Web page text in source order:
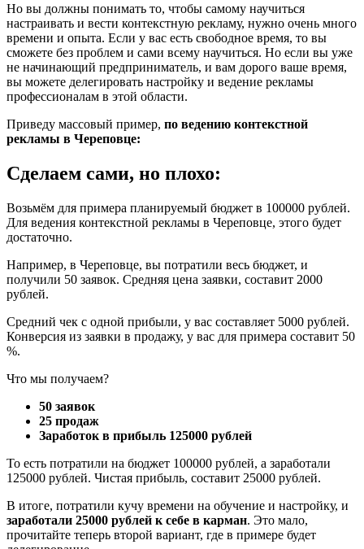
Но вы должны понимать то, чтобы самому научиться
настраивать и вести контекстную рекламу, нужно очень много
времени и опыта. Если у вас есть свободное время, то вы
сможете без проблем и сами всему научиться. Но если вы уже
не начинающий предприниматель, и вам дорого ваше время,
вы можете делегировать настройку и ведение рекламы
профессионалам в этой области.
Приведу массовый пример, по ведению контекстной
рекламы в Череповце:
Сделаем сами, но плохо:
Возьмём для примера планируемый бюджет в 100000 рублей.
Для ведения контекстной рекламы в Череповце, этого будет
достаточно.
Например, в Череповце, вы потратили весь бюджет, и
получили 50 заявок. Средняя цена заявки, составит 2000
рублей.
Средний чек с одной прибыли, у вас составляет 5000 рублей.
Конверсия из заявки в продажу, у вас для примера составит 50
%.
Что мы получаем?
50 заявок
25 продаж
Заработок в прибыль 125000 рублей
То есть потратили на бюджет 100000 рублей, а заработали
125000 рублей. Чистая прибыль, составит 25000 рублей.
В итоге, потратили кучу времени на обучение и настройку, и
заработали 25000 рублей к себе в карман. Это мало,
прочитайте теперь второй вариант, где в примере будет